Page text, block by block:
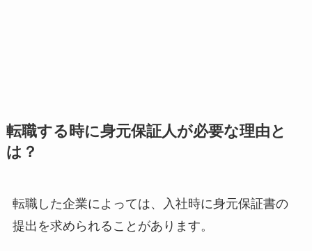
転職する時に身元保証人が必要な理由と
は？
転職した企業によっては、入社時に身元保証書の
提出を求められることがあります。